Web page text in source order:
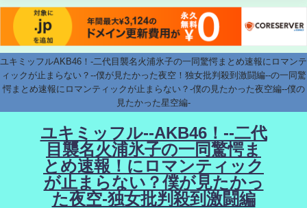
ユキミッフルAKB46！-二代目襲名火浦氷子の一同驚愕まとめ速報にロマンテ
ィックが止まらない？--僕が見たかった夜空！独女批判殺到激闘編--の一同驚
愕まとめ速報にロマンティックが止まらない？-僕の見たかった夜空編--僕の
見たかった星空編-
ユキミッフル--AKB46！--二代
目襲名火浦氷子の一同驚愕ま
とめ速報！にロマンティック
が止まらない？僕が見たかっ
た夜空-独女批判殺到激闘編